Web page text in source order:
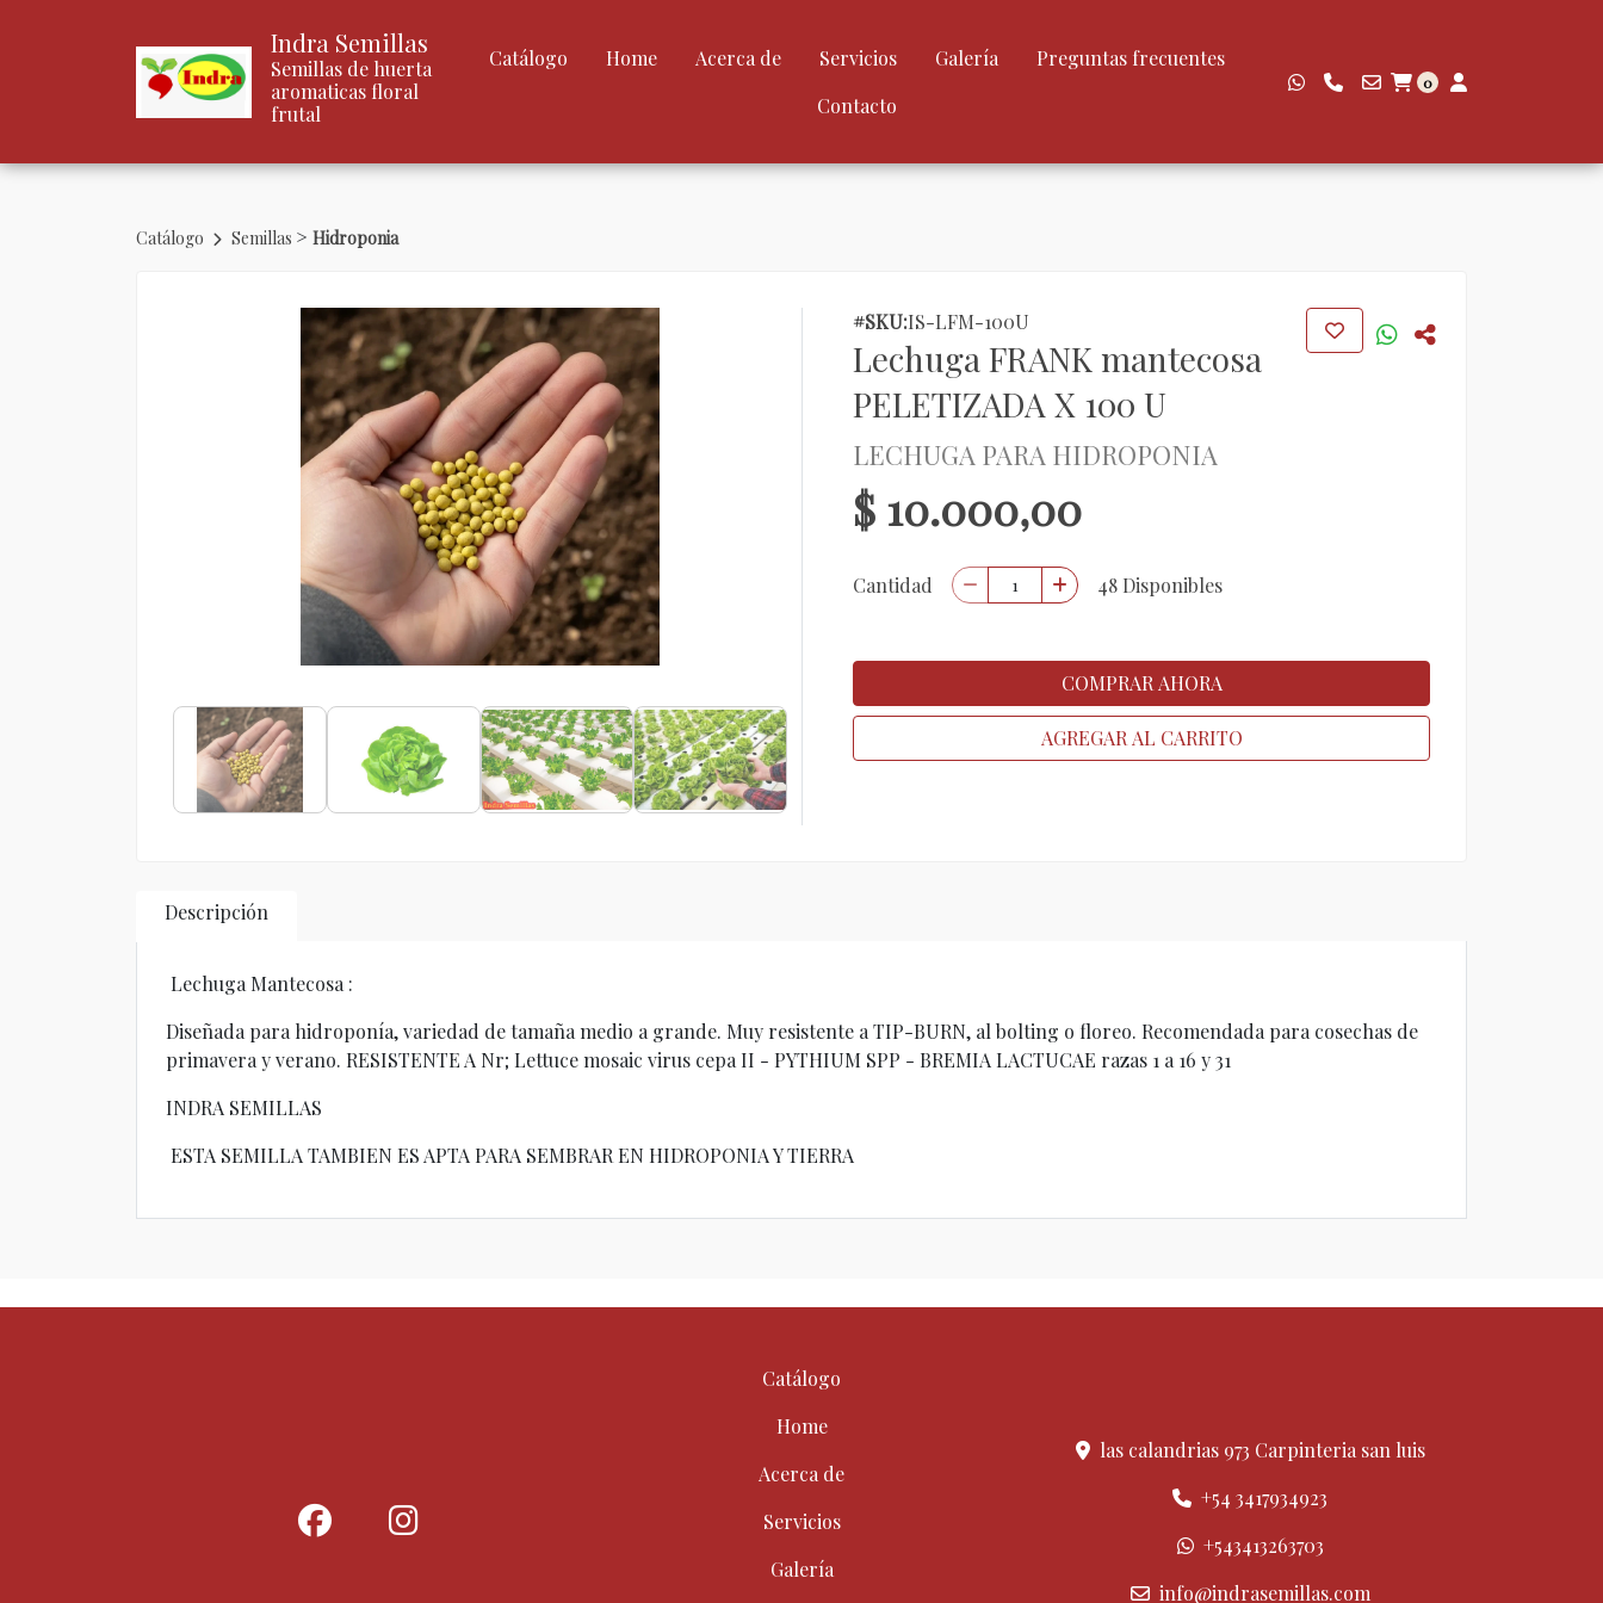
Indra Semillas
Semillas de huerta
aromaticas floral
frutal
Catálogo Home Acerca de Servicios Galería
Preguntas frecuentes
Contacto
0
Catálogo Semillas > Hidroponia
#SKU:IS-LFM-100U
Lechuga FRANK mantecosa
PELETIZADA X 100 U
LECHUGA PARA HIDROPONIA
$ 10.000,00
Cantidad 48 Disponibles
COMPRAR AHORA
AGREGAR AL CARRITO
Descripción
Lechuga Mantecosa :
Diseñada para hidroponía, variedad de tamaña medio a grande. Muy resistente a TIP-BURN, al bolting o floreo. Recomendada para cosechas de
primavera y verano. RESISTENTE A Nr; Lettuce mosaic virus cepa II - PYTHIUM SPP - BREMIA LACTUCAE razas 1 a 16 y 31
INDRA SEMILLAS
ESTA SEMILLA TAMBIEN ES APTA PARA SEMBRAR EN HIDROPONIA Y TIERRA
Catálogo
Home
Acerca de
Servicios
Galería
las calandrias 973 Carpinteria san luis
+54 3417934923
+543413263703
info@indrasemillas.com